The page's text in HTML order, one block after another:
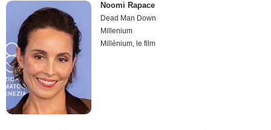
Noomi Rapace
Dead Man Down
Millenium
Millénium, le film